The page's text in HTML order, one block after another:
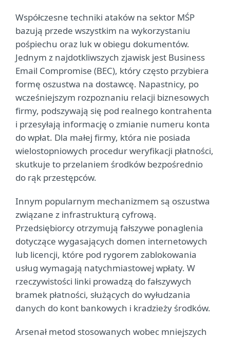
Współczesne techniki ataków na sektor MŚP
bazują przede wszystkim na wykorzystaniu
pośpiechu oraz luk w obiegu dokumentów.
Jednym z najdotkliwszych zjawisk jest Business
Email Compromise (BEC), który często przybiera
formę oszustwa na dostawcę. Napastnicy, po
wcześniejszym rozpoznaniu relacji biznesowych
firmy, podszywają się pod realnego kontrahenta
i przesyłają informację o zmianie numeru konta
do wpłat. Dla małej firmy, która nie posiada
wielostopniowych procedur weryfikacji płatności,
skutkuje to przelaniem środków bezpośrednio
do rąk przestępców.
Innym popularnym mechanizmem są oszustwa
związane z infrastrukturą cyfrową.
Przedsiębiorcy otrzymują fałszywe ponaglenia
dotyczące wygasających domen internetowych
lub licencji, które pod rygorem zablokowania
usług wymagają natychmiastowej wpłaty. W
rzeczywistości linki prowadzą do fałszywych
bramek płatności, służących do wyłudzania
danych do kont bankowych i kradzieży środków.
Arsenał metod stosowanych wobec mniejszych